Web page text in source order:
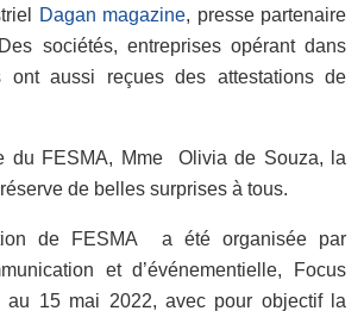
Dagan magazine, presse partenaire
sociétés, entreprises opérant dans
ont aussi reçues des attestations de
du FESMA, Mme Olivia de Souza, la
de belles surprises à tous.
de FESMA a été organisée par
et d’événementielle, Focus
au 15 mai 2022, avec pour objectif la